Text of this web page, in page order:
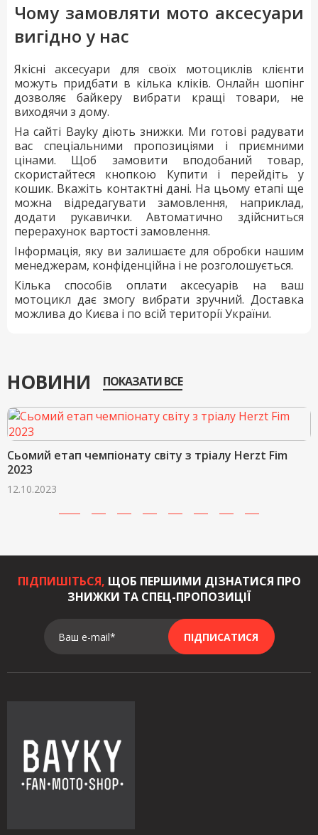
Чому замовляти мото аксесуари
вигідно у нас
Якісні аксесуари для своїх мотоциклів клієнти
можуть придбати в кілька кліків. Онлайн шопінг
дозволяє байкеру вибрати кращі товари, не
виходячи з дому.
На сайті Bayky діють знижки. Ми готові радувати
вас спеціальними пропозиціями і приємними
цінами. Щоб замовити вподобаний товар,
скористайтеся кнопкою Купити і перейдіть у
кошик. Вкажіть контактні дані. На цьому етапі ще
можна відредагувати замовлення, наприклад,
додати рукавички. Автоматично здійсниться
перерахунок вартості замовлення.
Інформація, яку ви залишаєте для обробки нашим
менеджерам, конфіденційна і не розголошується.
Кілька способів оплати аксесуарів на ваш
мотоцикл дає змогу вибрати зручний. Доставка
можлива до Києва і по всій території України.
НОВИНИ ПОКАЗАТИ ВСЕ
Сьомий етап чемпіонату світу з тріалу Herzt Fim
2023
12.10.2023
ПІДПИШІТЬСЯ, ЩОБ ПЕРШИМИ ДІЗНАТИСЯ ПРО
ЗНИЖКИ ТА СПЕЦ-ПРОПОЗИЦІЇ
Ваш e-mail* ПІДПИСАТИСЯ